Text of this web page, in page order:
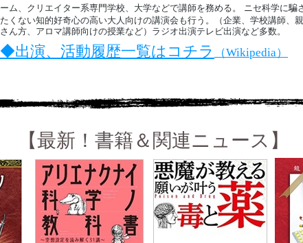
ーム、クリエイター系専門学校、大学などで講師を務める。
ニセ科学に騙
たくない知的好奇心の高い大人向けの講演会も行う。（企業、学校講師、
さん方、アロマ講師向けの授業など）ラジオ出演テレビ出演など多数。
◆出演、活動履歴一覧はコチラ （Wikipedia）
【最新！書籍＆関連ニュース】